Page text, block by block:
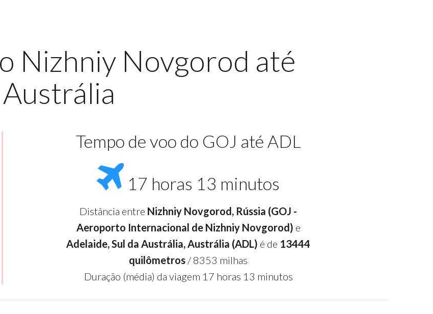
Nizhniy Novgorod até
Tempo de voo do GOJ até ADL
17 horas 13 minutos
Distância entre Nizhniy Novgorod, Rússia (GOJ -
Aeroporto Internacional de Nizhniy Novgorod) e
Adelaide, Sul da Austrália, Austrália (ADL) é de 13444
quilômetros / 8353 milhas
Duração (média) da viagem 17 horas 13 minutos